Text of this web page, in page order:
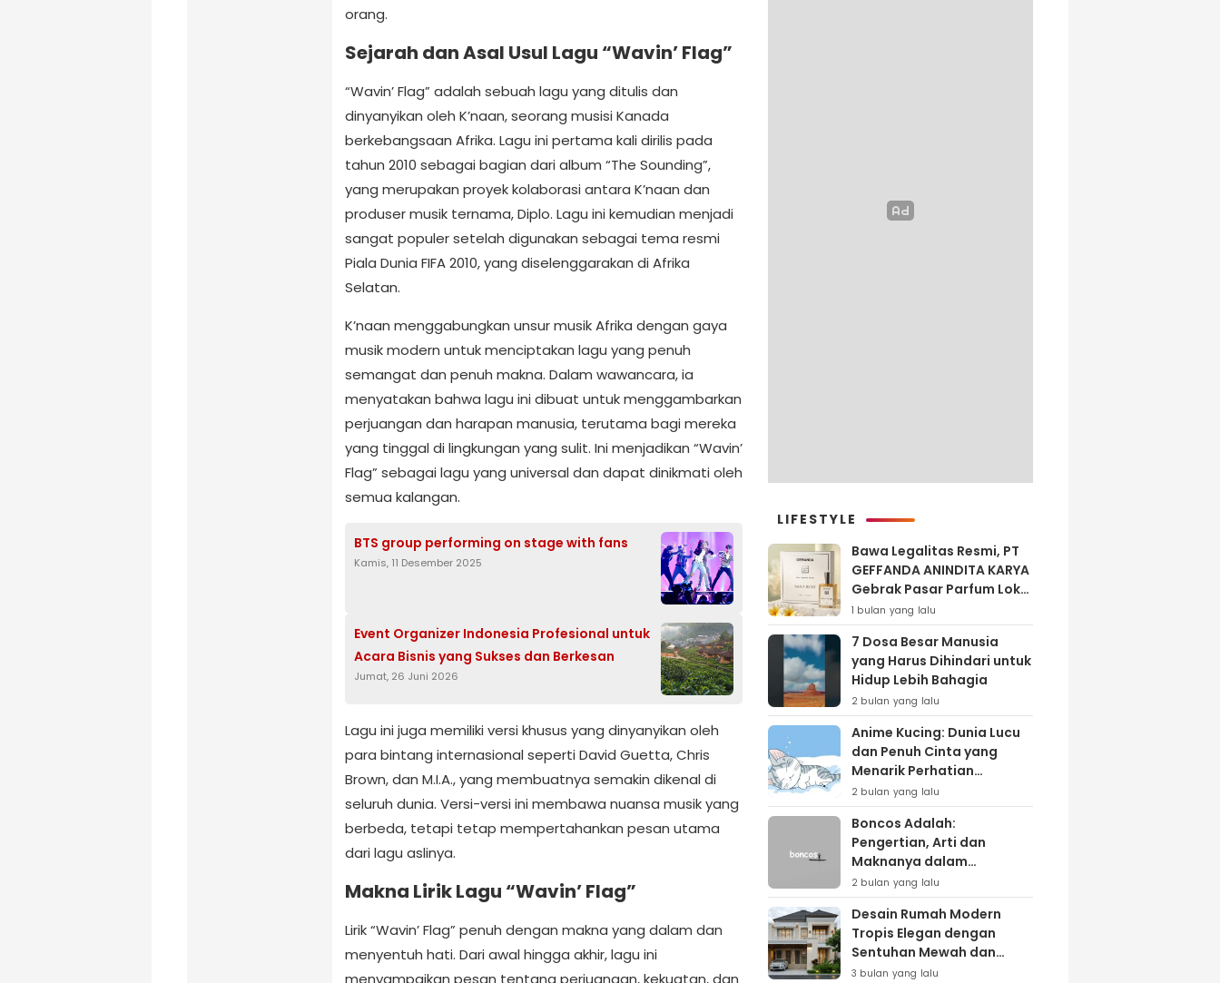
orang.
Sejarah dan Asal Usul Lagu “Wavin’ Flag”
“Wavin’ Flag” adalah sebuah lagu yang ditulis dan
dinyanyikan oleh K’naan, seorang musisi Kanada
berkebangsaan Afrika. Lagu ini pertama kali dirilis pada
tahun 2010 sebagai bagian dari album “The Sounding”,
yang merupakan proyek kolaborasi antara K’naan dan
produser musik ternama, Diplo. Lagu ini kemudian menjadi
sangat populer setelah digunakan sebagai tema resmi
Piala Dunia FIFA 2010, yang diselenggarakan di Afrika
Selatan.
K’naan menggabungkan unsur musik Afrika dengan gaya
musik modern untuk menciptakan lagu yang penuh
semangat dan penuh makna. Dalam wawancara, ia
menyatakan bahwa lagu ini dibuat untuk menggambarkan
perjuangan dan harapan manusia, terutama bagi mereka
yang tinggal di lingkungan yang sulit. Ini menjadikan “Wavin’
Flag” sebagai lagu yang universal dan dapat dinikmati oleh
semua kalangan.
BTS group performing on stage with fans
Kamis, 11 Desember 2025
Event Organizer Indonesia Profesional untuk
Acara Bisnis yang Sukses dan Berkesan
Jumat, 26 Juni 2026
Lagu ini juga memiliki versi khusus yang dinyanyikan oleh
para bintang internasional seperti David Guetta, Chris
Brown, dan M.I.A., yang membuatnya semakin dikenal di
seluruh dunia. Versi-versi ini membawa nuansa musik yang
berbeda, tetapi tetap mempertahankan pesan utama
dari lagu aslinya.
Makna Lirik Lagu “Wavin’ Flag”
Lirik “Wavin’ Flag” penuh dengan makna yang dalam dan
menyentuh hati. Dari awal hingga akhir, lagu ini
menyampaikan pesan tentang perjuangan, kekuatan, dan
LIFESTYLE
Bawa Legalitas Resmi, PT
GEFFANDA ANINDITA KARYA
Gebrak Pasar Parfum Lokal
Lewat Varian ‘Daily Bliss’
1 bulan yang lalu
7 Dosa Besar Manusia
yang Harus Dihindari untuk
Hidup Lebih Bahagia
2 bulan yang lalu
Anime Kucing: Dunia Lucu
dan Penuh Cinta yang
Menarik Perhatian
Penggemar
2 bulan yang lalu
Boncos Adalah:
Pengertian, Arti dan
Maknanya dalam
Kehidupan Sehari-hari
2 bulan yang lalu
Desain Rumah Modern
Tropis Elegan dengan
Sentuhan Mewah dan
Natural
3 bulan yang lalu